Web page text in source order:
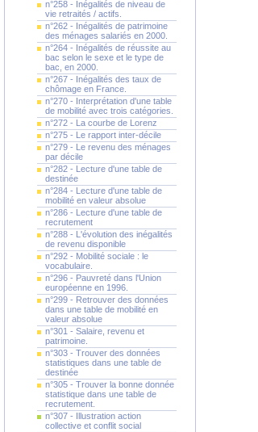
n°258 - Inégalités de niveau de
vie retraités / actifs.
n°262 - Inégalités de patrimoine
des ménages salariés en 2000.
n°264 - Inégalités de réussite au
bac selon le sexe et le type de
bac, en 2000.
n°267 - Inégalités des taux de
chômage en France.
n°270 - Interprétation d'une table
de mobilité avec trois catégories.
n°272 - La courbe de Lorenz
n°275 - Le rapport inter-décile
n°279 - Le revenu des ménages
par décile
n°282 - Lecture d'une table de
destinée
n°284 - Lecture d'une table de
mobilité en valeur absolue
n°286 - Lecture d'une table de
recrutement
n°288 - L'évolution des inégalités
de revenu disponible
n°292 - Mobilité sociale : le
vocabulaire.
n°296 - Pauvreté dans l'Union
européenne en 1996.
n°299 - Retrouver des données
dans une table de mobilité en
valeur absolue
n°301 - Salaire, revenu et
patrimoine.
n°303 - Trouver des données
statistiques dans une table de
destinée
n°305 - Trouver la bonne donnée
statistique dans une table de
recrutement.
n°307 - Illustration action
collective et conflit social